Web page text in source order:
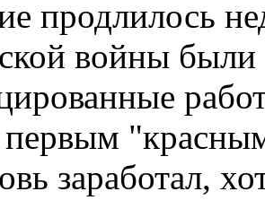
продлилось
войны
заработал,